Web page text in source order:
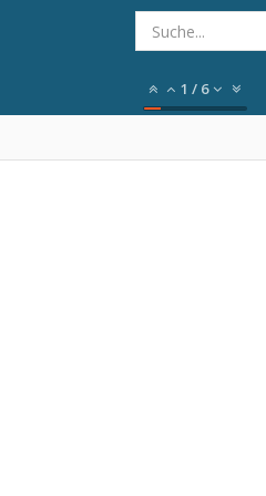
1 / 6